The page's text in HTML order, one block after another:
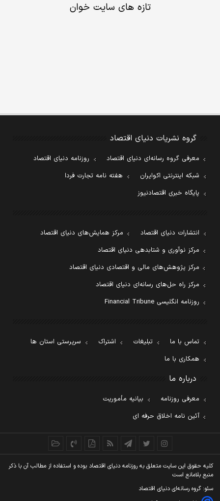
تازه های سایت خوان
گروه نشریات دنیای اقتصاد
معرفی گروه رسانه‌ای دنیای اقتصاد
روزنامه دنیای اقتصاد
شبکه اینترنتی اکوایران
هفته نامه تجارت فردا
پایگاه خبری اقتصادنیوز
انتشارات دنیای اقتصاد
مرکز همایش‌های دنیای اقتصاد
مرکز نوآوری و شتابدهی دنیای اقتصاد
مرکز پژوهش‌های مالی و اقتصادی دنیای اقتصاد
مرکز راه حل‌های رسانه‌ای دنیای اقتصاد
روزنامه انگلیسی Financial Tribune
تماس با ما تبلیغات اشتراک
سرپرستی استان ها
همکاری با ما
درباره ما
معرفی روزنامه
بیانیه مأموریت
آئین نامه اخلاق حرفه ای
کليه حقوق اين سايت متعلق به روزنامه دنيای اقتصاد بوده و استفاده از مطالب آن با ذکر
منبع بلامانع است
سئو: گروه رسانه‌ای دنیای اقتصاد